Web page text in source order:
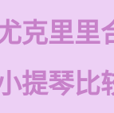
克里里
提琴比